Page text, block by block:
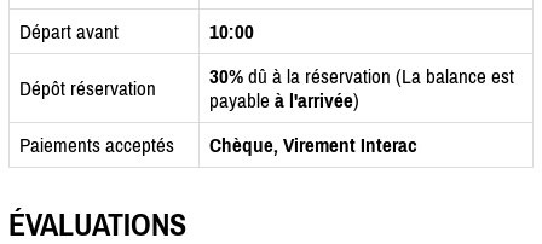
Départ avant
10:00
Dépôt réservation 30% dû à la réservation (La balance est
payable à l'arrivée)
Paiements acceptés
Chèque, Virement Interac
ÉVALUATIONS